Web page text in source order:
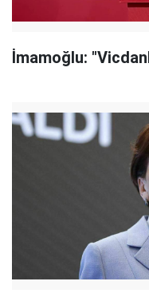
İmamoğlu: